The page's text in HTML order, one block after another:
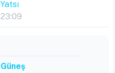
Yatsı
23:09
Güneş